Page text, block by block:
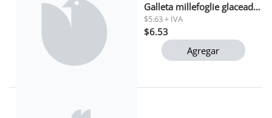
Galleta millefoglie glaceada vicenzi 125 gr
$5.63 + IVA
$6.53
Agregar